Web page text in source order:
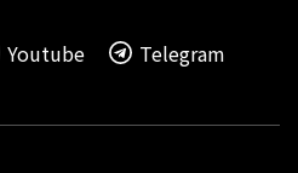
Youtube Telegram